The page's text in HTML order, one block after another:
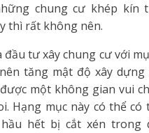
chung cư khép kín
thì rất không nên.
đầu tư xây chung cư với
tăng mật độ xây
được một không gian vui
Hạng mục này có thể
hết bị cắt xén trong